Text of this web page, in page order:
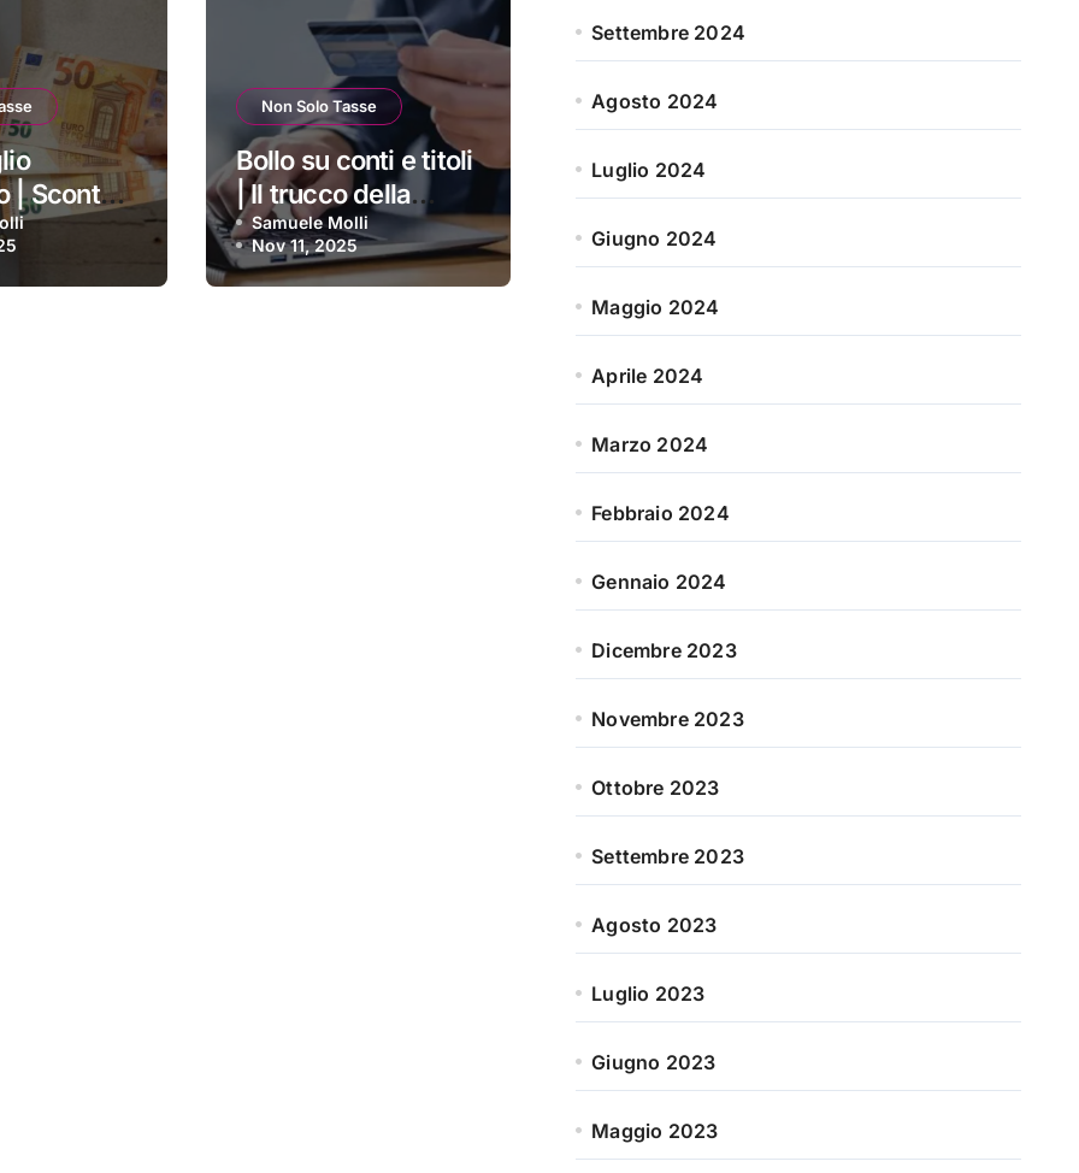
| Sconto
si applica
Non Solo Tasse
Bollo su conti e titoli
| Il trucco della
giacenza media:
ecco quanto siamo
costretti a pagare
Samuele Molli
Nov 11, 2025
Settembre 2024
Agosto 2024
Luglio 2024
Giugno 2024
Maggio 2024
Aprile 2024
Marzo 2024
Febbraio 2024
Gennaio 2024
Dicembre 2023
Novembre 2023
Ottobre 2023
Settembre 2023
Agosto 2023
Luglio 2023
Giugno 2023
Maggio 2023